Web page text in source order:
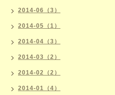
2014-06（3）
2014-05（1）
2014-04（3）
2014-03（2）
2014-02（2）
2014-01（4）